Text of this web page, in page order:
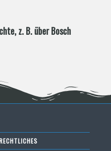
z. B. über Bosch